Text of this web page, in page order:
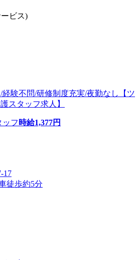
ビス)
験不問/研修制度充実/夜勤なし【ツ
スタッフ求人】
ッフ 時給1,377円
17
徒歩約5分